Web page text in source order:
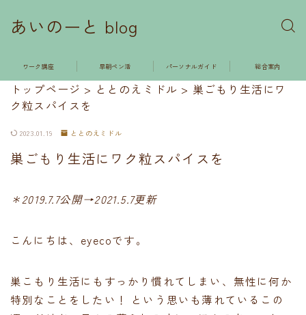
あいのーと blog
ワーク講座 早朝ペン活 パーソナルガイド 総合案内
トップページ > ととのえミドル > 巣ごもり生活にワ
ク粒スパイスを
2023.01.19 ととのえミドル
巣ごもり生活にワク粒スパイスを
＊2019.7.7公開→2021.5.7更新
こんにちは、eyecoです。
巣こもり生活にもすっかり慣れてしまい、無性に何か
特別なことをしたい！ という思いも薄れているこの